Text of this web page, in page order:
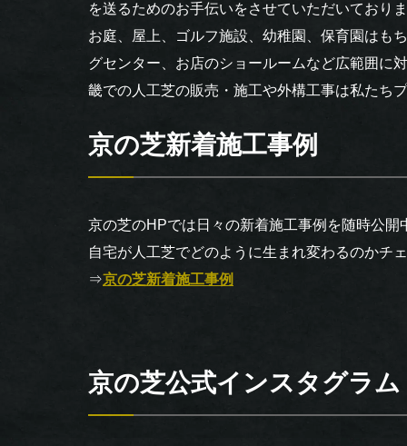
を送るためのお手伝いをさせていただいており
お庭、屋上、ゴルフ施設、幼稚園、保育園はも
グセンター、お店のショールームなど広範囲に
畿での人工芝の販売・施工や外構工事は私たち
京の芝新着施工事例
京の芝のHPでは日々の新着施工事例を随時公開
自宅が人工芝でどのように生まれ変わるのかチ
⇒京の芝新着施工事例
京の芝公式インスタグラム